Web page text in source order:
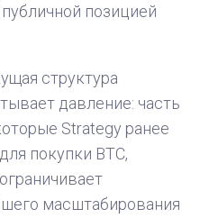
позицией
структура
давление: часть
Strategy ранее
покупки BTC,
масштабирования